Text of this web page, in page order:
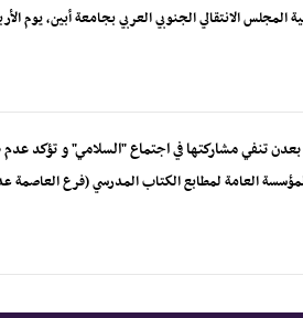
الانتقالي الجنوبي العربي بجامعة أبين، يوم
تنفي مشاركتها في اجتماع "السلامي" و تؤكد عدم
العامة لمطابع الكتاب المدرسي (فرع